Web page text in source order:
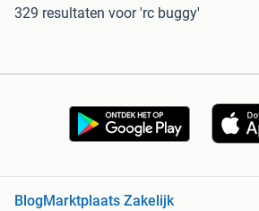
329 resultaten voor 'rc buggy'
BlogMarktplaats Zakelijk